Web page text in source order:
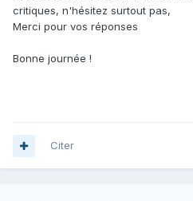
critiques, n'hésitez surtout pas,
Merci pour vos réponses
Bonne journée !
Citer